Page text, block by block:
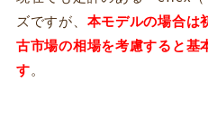
ズですが、 本モデルの場合は
古市場の相場を考慮すると基
す。